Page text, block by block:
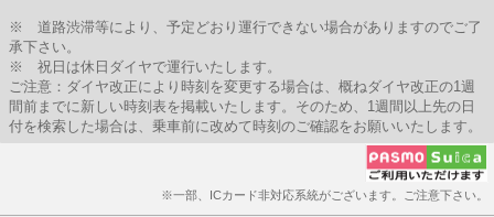
※ 道路渋滞等により、予定どおり運行できない場合がありますのでご了
承下さい。
※ 祝日は休日ダイヤで運行いたします。
ご注意：ダイヤ改正により時刻を変更する場合は、概ねダイヤ改正の1週
間前までに新しい時刻表を掲載いたします。そのため、1週間以上先の日
付を検索した場合は、乗車前に改めて時刻のご確認をお願いいたします。
※一部、ICカード非対応系統がございます。ご注意下さい。